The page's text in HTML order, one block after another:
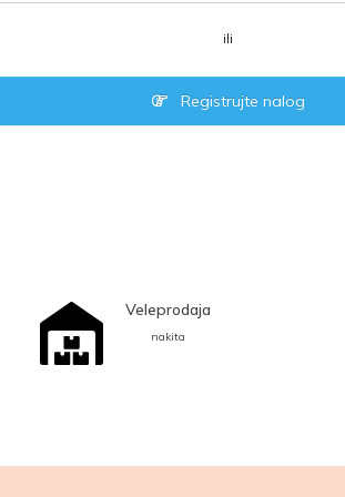
ili
Registrujte nalog
Veleprodaja
nakita